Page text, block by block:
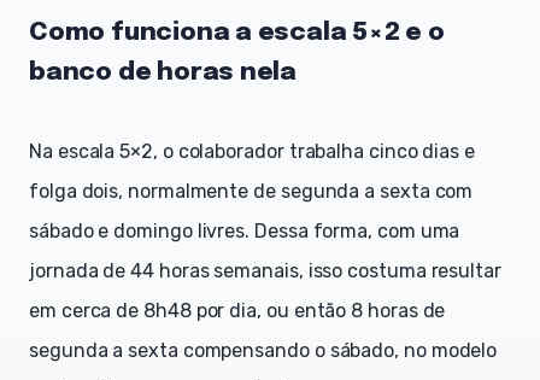
Como funciona a escala 5×2 e o
banco de horas nela
Na escala 5×2, o colaborador trabalha cinco dias e
folga dois, normalmente de segunda a sexta com
sábado e domingo livres. Dessa forma, com uma
jornada de 44 horas semanais, isso costuma resultar
em cerca de 8h48 por dia, ou então 8 horas de
segunda a sexta compensando o sábado, no modelo